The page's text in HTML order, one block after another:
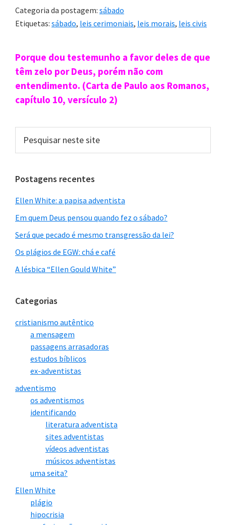
Categoria da postagem: sábado
Etiquetas: sábado, leis cerimoniais, leis morais, leis civis
Sidebar
primária
Porque dou testemunho a favor deles de que
têm zelo por Deus, porém não com
entendimento. (Carta de Paulo aos Romanos,
capítulo 10, versículo 2)
neste
Postagens recentes
Ellen White: a papisa adventista
Em quem Deus pensou quando fez o sábado?
Será que pecado é mesmo transgressão da lei?
Os plágios de EGW: chá e café
A lésbica “Ellen Gould White”
Categorias
cristianismo autêntico
a mensagem
passagens arrasadoras
estudos bíblicos
ex-adventistas
adventismo
os adventismos
identificando
literatura adventista
sites adventistas
vídeos adventistas
músicos adventistas
uma seita?
Ellen White
plágio
hipocrisia